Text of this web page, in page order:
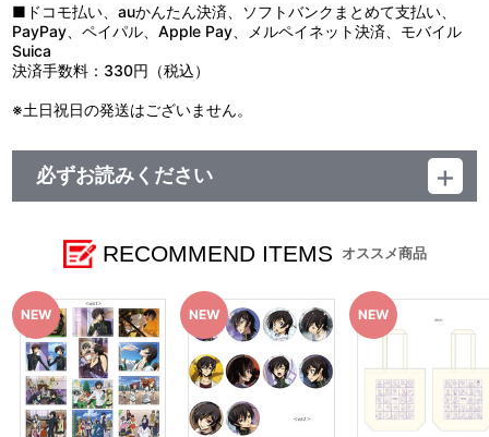
■ドコモ払い、auかんたん決済、ソフトバンクまとめて支払い、
PayPay、ペイパル、Apple Pay、メルペイネット決済、モバイル
Suica
決済手数料：330円（税込）
※土日祝日の発送はございません。
必ずお読みください
せていただきます。あらかじめご了承ください。
◆おひとり様1会計につき10セット(10BOX)まで
ぷちゆるコードギアスらいふSeason2 ダイカットステッカー vol.1
／vol.2：10セットまで
ぷちゆるコードギアスらいふSeason2 スクエア缶バッジ vol.1／
vol.2：10BOXまで
生徒会報HOPE！ ルルーシュオンリー缶バッジ vol.1／vol.2：
10BOXまで
生徒会報HOPE！ クリアカード vol.1／vol.2：10セットまで
RECOMMEND ITEMS オススメ商品